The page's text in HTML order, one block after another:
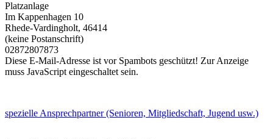
Platzanlage
Im Kappenhagen 10
Rhede-Vardingholt, 46414
(keine Postanschrift)
02872807873
Diese E-Mail-Adresse ist vor Spambots geschützt! Zur Anzeige
muss JavaScript eingeschaltet sein.
spezielle Ansprechpartner (Senioren, Mitgliedschaft, Jugend usw.)